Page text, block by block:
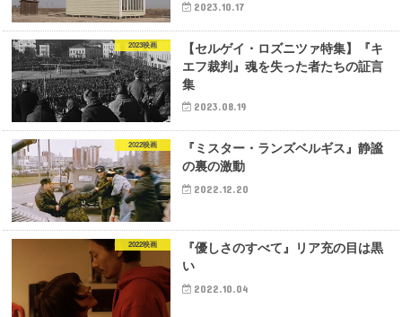
2023.10.17
2023映画
【セルゲイ・ロズニツァ特集】『キ
エフ裁判』魂を失った者たちの証言
集
2023.08.19
2022映画
『ミスター・ランズベルギス』静謐
の裏の激動
2022.12.20
2022映画
『優しさのすべて』リア充の目は黒
い
2022.10.04